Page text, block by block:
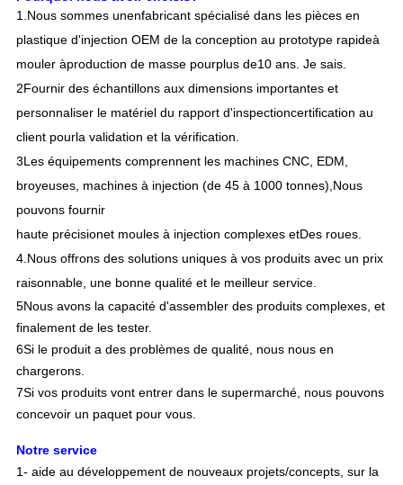
1.Nous sommes unenfabricant spécialisé dans les pièces en
plastique d'injection OEM de la conception au prototype rapideà
mouler àproduction de masse pourplus de10 ans. Je sais.
2Fournir des échantillons aux dimensions importantes et
personnaliser le matériel du rapport d'inspectioncertification au
client pourla validation et la vérification.
3Les équipements comprennent les machines CNC, EDM,
broyeuses, machines à injection (de 45 à 1000 tonnes),Nous
pouvons fournir
haute précisionet moules à injection complexes etDes roues.
4.Nous offrons des solutions uniques à vos produits avec un prix
raisonnable, une bonne qualité et le meilleur service.
5Nous avons la capacité d'assembler des produits complexes, et
finalement de les tester.
6Si le produit a des problèmes de qualité, nous nous en
chargerons.
7Si vos produits vont entrer dans le supermarché, nous pouvons
concevoir un paquet pour vous.
Notre service
1- aide au développement de nouveaux projets/concepts, sur la